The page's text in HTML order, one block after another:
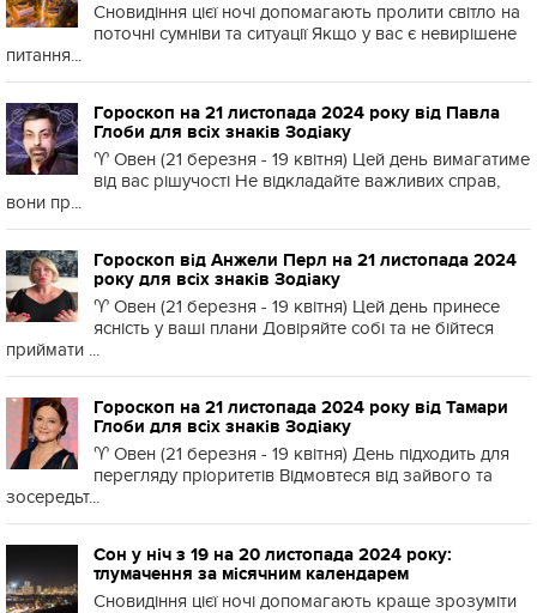
Сновидіння цієї ночі допомагають пролити світло на
поточні сумніви та ситуації Якщо у вас є невирішене
питання...
Гороскоп на 21 листопада 2024 року від Павла
Глоби для всіх знаків Зодіаку
♈️ Овен (21 березня - 19 квітня) Цей день вимагатиме
від вас рішучості Не відкладайте важливих справ,
вони пр...
Гороскоп від Анжели Перл на 21 листопада 2024
року для всіх знаків Зодіаку
♈️ Овен (21 березня - 19 квітня) Цей день принесе
ясність у ваші плани Довіряйте собі та не бійтеся
приймати ...
Гороскоп на 21 листопада 2024 року від Тамари
Глоби для всіх знаків Зодіаку
♈️ Овен (21 березня - 19 квітня) День підходить для
перегляду пріоритетів Відмовтеся від зайвого та
зосередьт...
Сон у ніч з 19 на 20 листопада 2024 року:
тлумачення за місячним календарем
Сновидіння цієї ночі допомагають краще зрозуміти